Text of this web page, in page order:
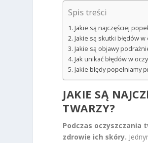
Spis treści
Jakie są najczęściej
Jakie są skutki błędów
Jakie są objawy
Jak unikać błędów w
Jakie błędy popełniamy
JAKIE SĄ
TWARZY?
Podczas oczyszczania
zdrowie ich skóry.